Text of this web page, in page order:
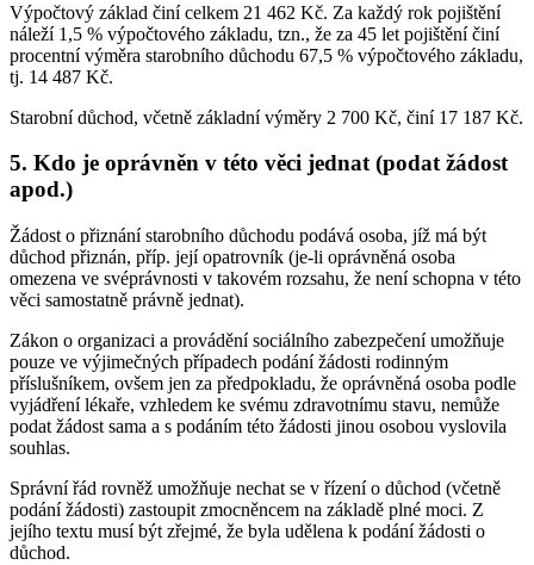
Výpočtový základ činí celkem 21 462 Kč. Za každý rok pojištění
náleží 1,5 % výpočtového základu, tzn., že za 45 let pojištění činí
procentní výměra starobního důchodu 67,5 % výpočtového základu,
tj. 14 487 Kč.
Starobní důchod, včetně základní výměry 2 700 Kč, činí 17 187 Kč.
5. Kdo je oprávněn v této věci jednat (podat žádost
apod.)
Žádost o přiznání starobního důchodu podává osoba, jíž má být
důchod přiznán, příp. její opatrovník (je-li oprávněná osoba
omezena ve svéprávnosti v takovém rozsahu, že není schopna v této
věci samostatně právně jednat).
Zákon o organizaci a provádění sociálního zabezpečení umožňuje
pouze ve výjimečných případech podání žádosti rodinným
příslušníkem, ovšem jen za předpokladu, že oprávněná osoba podle
vyjádření lékaře, vzhledem ke svému zdravotnímu stavu, nemůže
podat žádost sama a s podáním této žádosti jinou osobou vyslovila
souhlas.
Správní řád rovněž umožňuje nechat se v řízení o důchod (včetně
podání žádosti) zastoupit zmocněncem na základě plné moci. Z
jejího textu musí být zřejmé, že byla udělena k podání žádosti o
důchod.